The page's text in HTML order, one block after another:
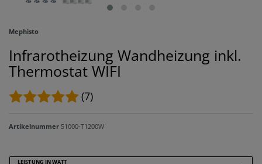
Mephisto
Infrarotheizung Wandheizung inkl.
Thermostat WIFI
(7)
Artikelnummer 51000-T1200W
LEISTUNG IN WATT